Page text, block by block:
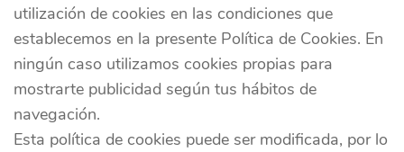
utilización de cookies en las condiciones que
establecemos en la presente Política de Cookies. En
ningún caso utilizamos cookies propias para
mostrarte publicidad según tus hábitos de
navegación.
Esta política de cookies puede ser modificada, por lo